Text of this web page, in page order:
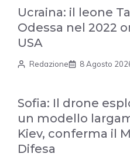
Ucraina: il leone
Odessa nel 2022
USA
Redazione 8 Agosto
Sofia: Il drone
un modello
Kiev, conferma il
Difesa